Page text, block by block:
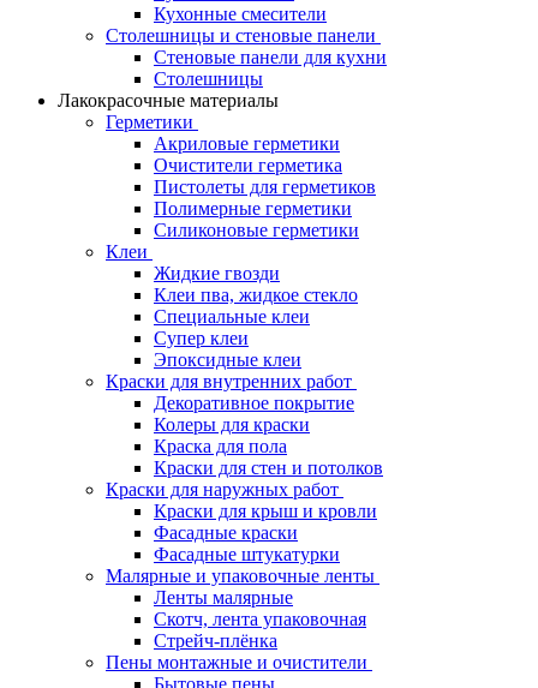
Кухонные смесители
Столешницы и стеновые панели
Стеновые панели для кухни
Столешницы
Лакокрасочные материалы
Герметики
Акриловые герметики
Очистители герметика
Пистолеты для герметиков
Полимерные герметики
Силиконовые герметики
Клеи
Жидкие гвозди
Клеи пва, жидкое стекло
Специальные клеи
Супер клеи
Эпоксидные клеи
Краски для внутренних работ
Декоративное покрытие
Колеры для краски
Краска для пола
Краски для стен и потолков
Краски для наружных работ
Краски для крыш и кровли
Фасадные краски
Фасадные штукатурки
Малярные и упаковочные ленты
Ленты малярные
Скотч, лента упаковочная
Стрейч-плёнка
Пены монтажные и очистители
Бытовые пены